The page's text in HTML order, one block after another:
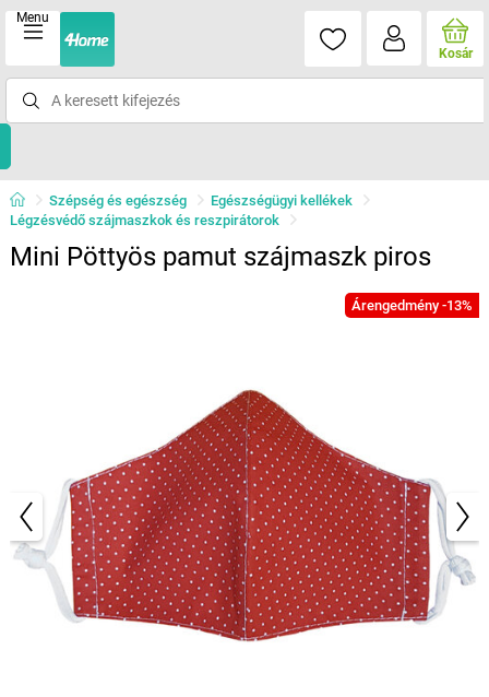
Menu
Kosár
Szépség és egészség
Egészségügyi kellékek
Légzésvédő szájmaszkok és reszpirátorok
Mini Pöttyös pamut szájmaszk piros
Árengedmény -13%